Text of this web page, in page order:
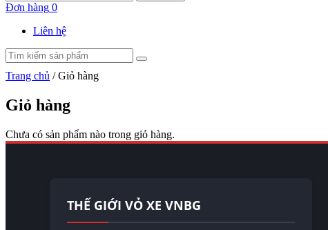
Đơn hàng 0
Liên hệ
Trang chủ / Giỏ hàng
Giỏ hàng
Chưa có sản phẩm nào trong giỏ hàng.
THẾ GIỚI VỎ XE VNBG